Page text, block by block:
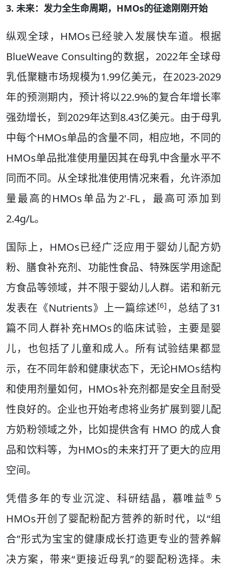
3. 未来：发力全生命周期，HMOs的征途刚刚开始
纵观全球，HMOs已经驶入发展快车道。根据
BlueWeave Consulting的数据，2022年全球母
乳低聚糖市场规模为1.99亿美元，在2023-2029
年的预测期内，预计将以22.9%的复合年增长率
强劲增长，到2029年达到8.43亿美元。由于母乳
中每个HMOs单品的含量不同，相应地，不同的
HMOs单品批准使用量因其在母乳中含量水平不
同而不同。从全球批准使用情况来看，允许添加
量最高的HMOs单品为2'-FL，最高可添加到
2.4g/L。
国际上，HMOs已经广泛应用于婴幼儿配方奶
粉、膳食补充剂、功能性食品、特殊医学用途配
方食品等领域，并不限于婴幼儿人群。诺和新元
发表在《Nutrients》上一篇综述[6] ，总结了31
篇不同人群补充HMOs的临床试验，主要是婴
儿，也包括了儿童和成人。所有试验结果都显
示，在不同年龄和健康状态下，无论HMOs结构
和使用剂量如何，HMOs补充剂都是安全且耐受
性良好的。企业也开始考虑将业务扩展到婴儿配
方奶粉领域之外，比如提供含有 HMO 的成人食
品和饮料等，为HMOs的未来打开了更大的应用
空间。
凭借多年的专业沉淀、科研结晶，慕唯益® 5
HMOs开创了婴配粉配方营养的新时代，以“组
合”形式为宝宝的健康成长打造更专业的营养解
决方案，带来“更接近母乳”的婴配粉选择。未